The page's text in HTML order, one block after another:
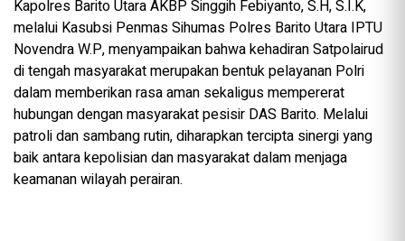
Kapolres Barito Utara AKBP Singgih Febiyanto, S.H, S.I.K,
melalui Kasubsi Penmas Sihumas Polres Barito Utara IPTU
Novendra W.P, menyampaikan bahwa kehadiran Satpolairud
di tengah masyarakat merupakan bentuk pelayanan Polri
dalam memberikan rasa aman sekaligus mempererat
hubungan dengan masyarakat pesisir DAS Barito. Melalui
patroli dan sambang rutin, diharapkan tercipta sinergi yang
baik antara kepolisian dan masyarakat dalam menjaga
keamanan wilayah perairan.